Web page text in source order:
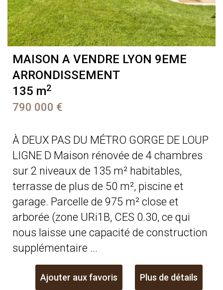
MAISON A VENDRE LYON 9EME
ARRONDISSEMENT
135 m2
790 000 €
À DEUX PAS DU MÉTRO GORGE DE LOUP
LIGNE D Maison rénovée de 4 chambres
sur 2 niveaux de 135 m² habitables,
terrasse de plus de 50 m², piscine et
garage. Parcelle de 975 m² close et
arborée (zone URi1B, CES 0.30, ce qui
nous laisse une capacité de construction
supplémentaire ...
Ajouter aux favoris Plus de détails